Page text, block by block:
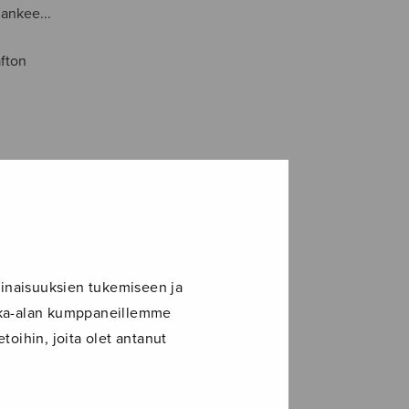
tukemiseen ja
alan kumppaneillemme
joita olet antanut